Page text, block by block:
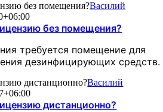
без помещения?Василий
без помещения?
требуется помещение для
дезинфицирующих средств.
дистанционно?Василий
дистанционно?